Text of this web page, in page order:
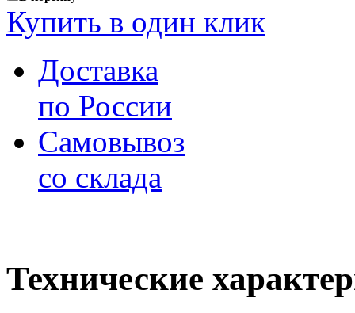
Купить в один клик
Доставка
по России
Самовывоз
со склада
Технические